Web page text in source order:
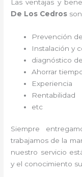
Las ventajas y
De Los Cedros
Prevención
Instalación y
diagnóstico
Ahorrar
Experiencia
Rentabilidad
etc
Siempre
trabajamos de la
nuestro servicio
y el conocimiento